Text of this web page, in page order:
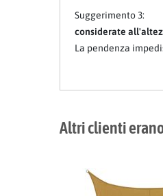
Suggerimento 3:
considerate
La pendenza
Altri clienti